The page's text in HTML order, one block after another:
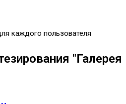
каждого пользователя
"Галерея